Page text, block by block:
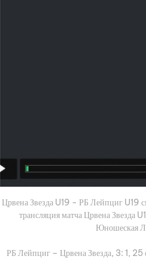
Црвена Звезда U19 - РБ Лейпциг U19
трансляция матча Црвена Звезда
Юношеская
РБ Лейпциг – Црвена Звезда, 3: 1, 25